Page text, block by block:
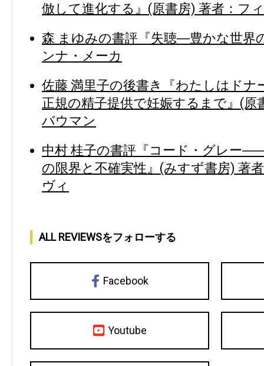
倣して進化する』(原書房) 著者：フ
森 まゆみの書評『失聴―豊かな世界
ンナ・メーカ
佐藤 満里子の後書き『わたしはドナ
正規の精子提供で妊娠するまで』(原
バウマン
中村 桂子の書評『コード・グレー
の限界と不確実性』(みすず書房) 著
ヴィ
ALL REVIEWSをフォローする
Facebook
Youtube